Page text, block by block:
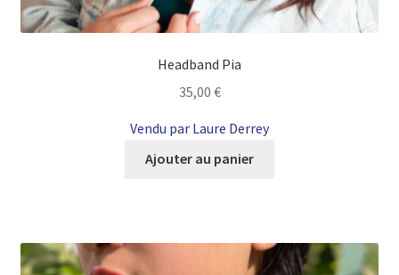
Headband Pia
35,00 €
Vendu par Laure Derrey
Ajouter au panier